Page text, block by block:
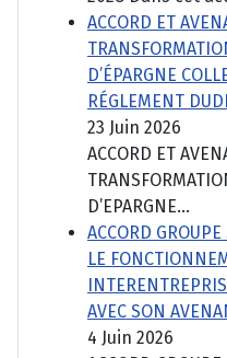
ACCORD ET
D’ÉPARGNE
RÉGLEMENT
23 Juin 2026
ACCORD ET
D’EPARGNE...
ACCORD
LE
AVEC SON
4 Juin 2026